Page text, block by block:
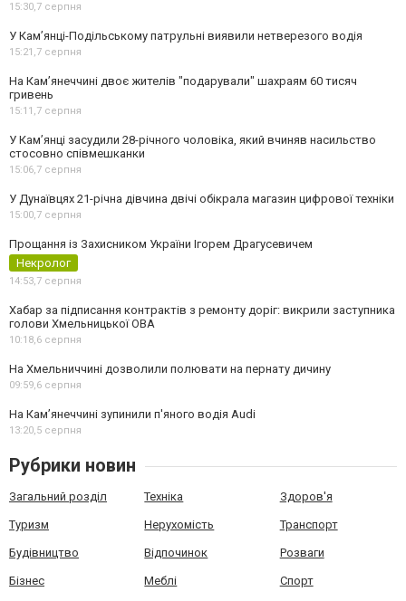
15:30,7 серпня
У Кам’янці-Подільському патрульні виявили нетверезого водія
15:21,7 серпня
На Камʼянеччині двоє жителів "подарували" шахраям 60 тисяч
гривень
15:11,7 серпня
У Камʼянці засудили 28-річного чоловіка, який вчиняв насильство
стосовно співмешканки
15:06,7 серпня
У Дунаївцях 21-річна дівчина двічі обікрала магазин цифрової техніки
15:00,7 серпня
Прощання із Захисником України Ігорем Драгусевичем
Некролог
14:53,7 серпня
Хабар за підписання контрактів з ремонту доріг: викрили заступника
голови Хмельницької ОВА
10:18,6 серпня
На Хмельниччині дозволили полювати на пернату дичину
09:59,6 серпня
На Камʼянеччині зупинили п'яного водія Audi
13:20,5 серпня
Рубрики новин
Загальний розділ Техніка Здоров'я
Туризм Нерухомість Транспорт
Будівництво Відпочинок Розваги
Бізнес Меблі Спорт